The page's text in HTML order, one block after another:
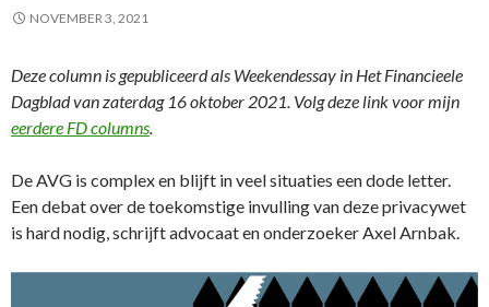
NOVEMBER 3, 2021
Deze column is gepubliceerd als Weekendessay in Het Financieele
Dagblad van zaterdag 16 oktober 2021. Volg deze link voor mijn
eerdere FD columns.
De AVG is complex en blijft in veel situaties een dode letter.
Een debat over de toekomstige invulling van deze privacywet
is hard nodig, schrijft advocaat en onderzoeker Axel Arnbak.